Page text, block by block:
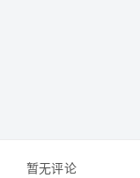
暂无评论